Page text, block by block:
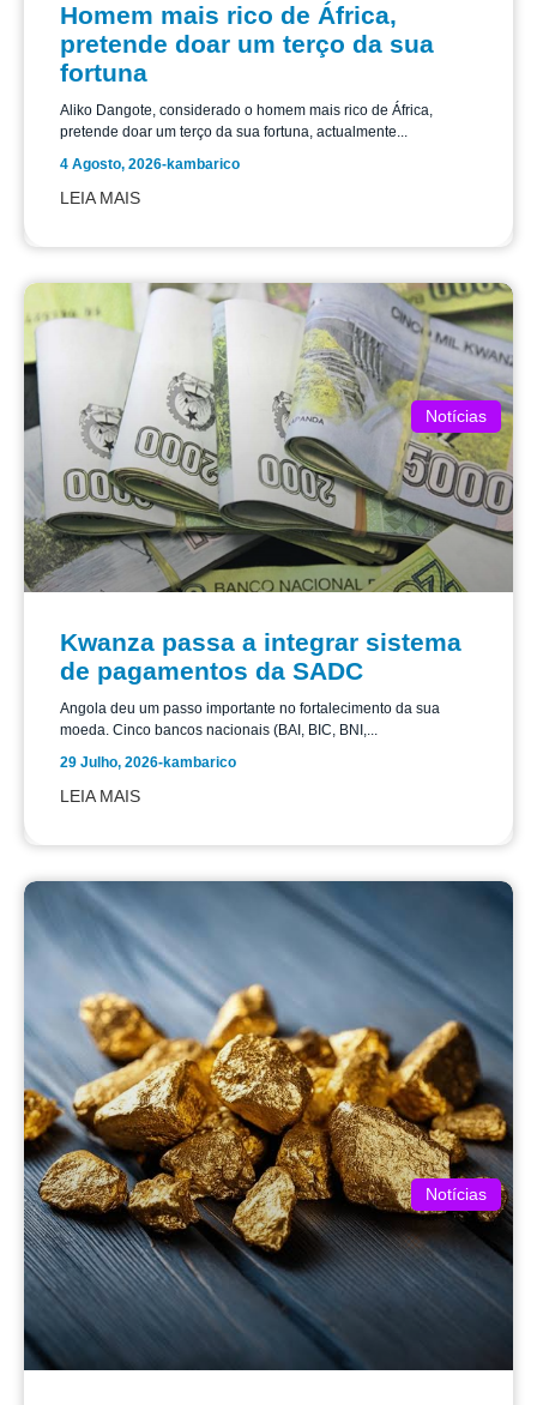
Homem mais rico de África,
pretende doar um terço da sua
fortuna
Aliko Dangote, considerado o homem mais rico de África,
pretende doar um terço da sua fortuna, actualmente...
4 Agosto, 2026-kambarico
LEIA MAIS
Notícias
Kwanza passa a integrar sistema
de pagamentos da SADC
Angola deu um passo importante no fortalecimento da sua
moeda. Cinco bancos nacionais (BAI, BIC, BNI,...
29 Julho, 2026-kambarico
LEIA MAIS
Notícias